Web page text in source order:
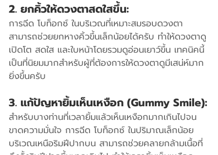
2. ยกคิ้วให้ดวงตาสดใสขึ้น:
การฉีด โบท็อกซ์ ในบริเวณที่เหมาะสมรอบดวงตา
สามารถช่วยยกหางคิ้วขึ้นเล็กน้อยได้ครับ ทำให้ดวงตาดู
เปิดโต สดใส และใบหน้าโดยรวมดูอ่อนเยาว์ขึ้น เทคนิคนี้
เป็นที่นิยมมากสำหรับผู้ที่ต้องการให้ดวงตาดูมีเสน่ห์มาก
ยิ่งขึ้นครับ
3. แก้ปัญหายิ้มเห็นเหงือก (Gummy Smile):
สำหรับบางท่านที่เวลายิ้มแล้วเห็นเหงือกมากเกินไปจน
ขาดความมั่นใจ การฉีด โบท็อกซ์ ในปริมาณเล็กน้อย
บริเวณเหนือริมฝีปากบน สามารถช่วยคลายกล้ามเนื้อที่